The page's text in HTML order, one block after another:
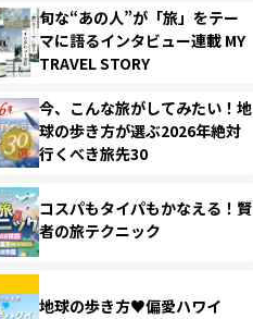
旬な“あの人”が「旅」をテー
マに語るインタビュー連載 MY
TRAVEL STORY
今、こんな旅がしてみたい！地
球の歩き方が選ぶ2026年絶対
行くべき旅先30
コスパもタイパもかなえる！賢
者の旅テクニック
地球の歩き方♥偏愛ハワイ